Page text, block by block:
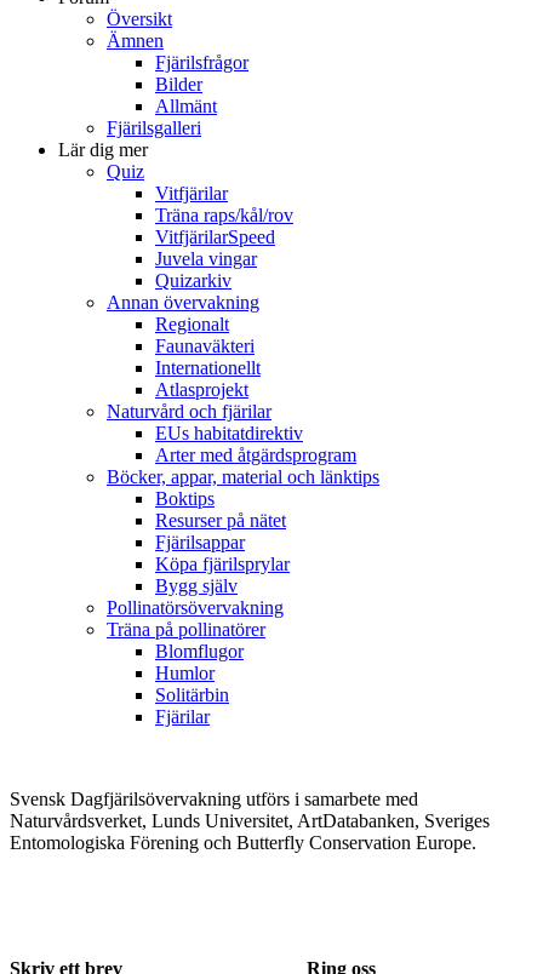
Översikt
Ämnen
Fjärilsfrågor
Bilder
Allmänt
Fjärilsgalleri
Lär dig mer
Quiz
Vitfjärilar
Träna raps/kål/rov
VitfjärilarSpeed
Juvela vingar
Quizarkiv
Annan övervakning
Regionalt
Faunaväkteri
Internationellt
Atlasprojekt
Naturvård och fjärilar
EUs habitatdirektiv
Arter med åtgärdsprogram
Böcker, appar, material och länktips
Boktips
Resurser på nätet
Fjärilsappar
Köpa fjärilsprylar
Bygg själv
Pollinatörsövervakning
Träna på pollinatörer
Blomflugor
Humlor
Solitärbin
Fjärilar
Svensk Dagfjärilsövervakning utförs i samarbete med
Naturvårdsverket, Lunds Universitet, ArtDatabanken, Sveriges
Entomologiska Förening och Butterfly Conservation Europe.
Skriv ett brev Ring oss